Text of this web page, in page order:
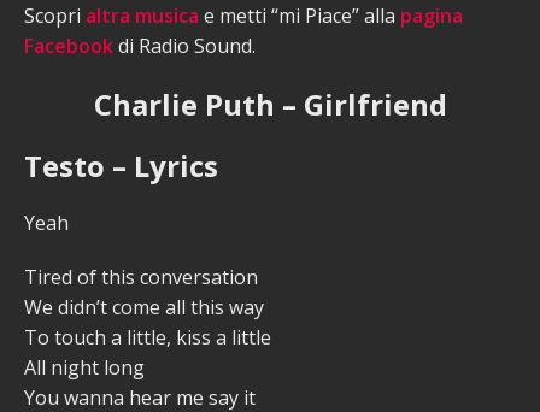
Scopri altra musica e metti “mi Piace” alla pagina
Facebookdi Radio Sound.
Charlie Puth – Girlfriend
Testo – Lyrics
Yeah
Tired of this conversation
We didn’t come all this way
To touch a little, kiss a little
All night long
You wanna hear me say it